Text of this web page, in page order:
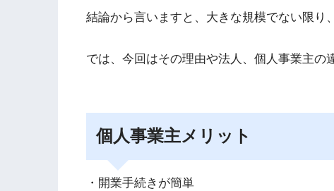
結論から言いますと、大きな規模でない限り
では、今回はその理由や法人、個人事業主の
個人事業主メリット
・開業手続きが簡単